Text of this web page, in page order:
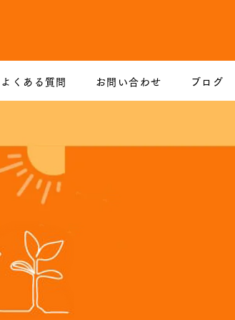
よくある質問 お問い合わせ ブログ